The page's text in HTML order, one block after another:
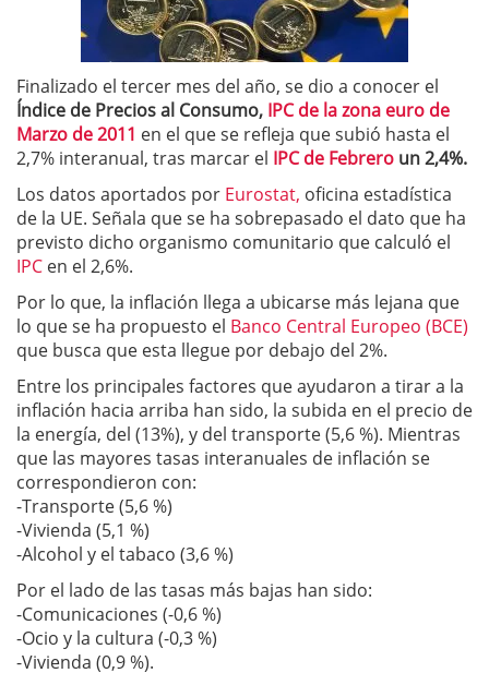
Finalizado el tercer mes del año, se dio a conocer el
Índice de Precios al Consumo, IPC de la zona euro de
Marzo de 2011 en el que se refleja que subió hasta el
2,7% interanual, tras marcar el IPC de Febrero un 2,4%.
Los datos aportados por Eurostat, oficina estadística
de la UE. Señala que se ha sobrepasado el dato que ha
previsto dicho organismo comunitario que calculó el
IPC en el 2,6%.
Por lo que, la inflación llega a ubicarse más lejana que
lo que se ha propuesto el Banco Central Europeo (BCE)
que busca que esta llegue por debajo del 2%.
Entre los principales factores que ayudaron a tirar a la
inflación hacia arriba han sido, la subida en el precio de
la energía, del (13%), y del transporte (5,6 %). Mientras
que las mayores tasas interanuales de inflación se
correspondieron con:
-Transporte (5,6 %)
-Vivienda (5,1 %)
-Alcohol y el tabaco (3,6 %)
Por el lado de las tasas más bajas han sido:
-Comunicaciones (-0,6 %)
-Ocio y la cultura (-0,3 %)
-Vivienda (0,9 %).